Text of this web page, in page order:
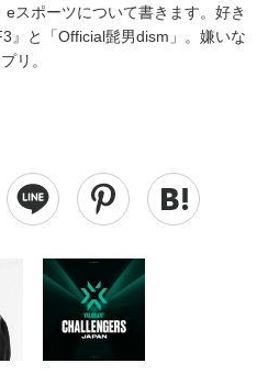
スポーツについて書きます。好き
』と「Official髭男dism」。嫌いな
リ。